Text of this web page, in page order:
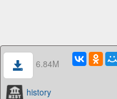
6.84M
history